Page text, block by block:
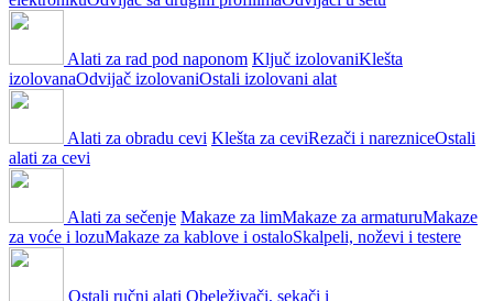
Alati za rad pod naponom Ključ izolovaniKlešta
izolovanaOdvijač izolovaniOstali izolovani alat
Alati za obradu cevi Klešta za ceviRezači i narezniceOstali
alati za cevi
Alati za sečenje Makaze za limMakaze za armaturuMakaze
za voće i lozuMakaze za kablove i ostaloSkalpeli, noževi i testere
Ostali ručni alati Obeleživači, sekači i